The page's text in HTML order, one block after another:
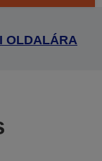
OLDALÁRA